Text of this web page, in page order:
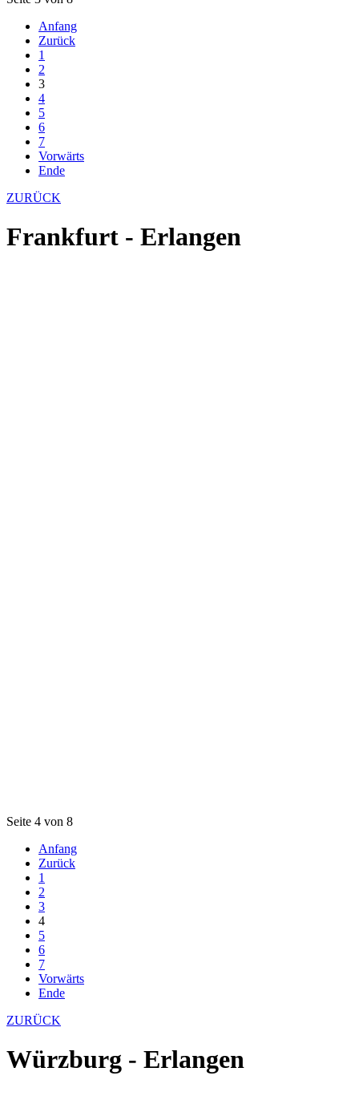
Anfang
Zurück
1
2
3
4
5
6
7
Vorwärts
Ende
ZURÜCK
Frankfurt - Erlangen
Seite 4 von 8
Anfang
Zurück
1
2
3
4
5
6
7
Vorwärts
Ende
ZURÜCK
Würzburg - Erlangen